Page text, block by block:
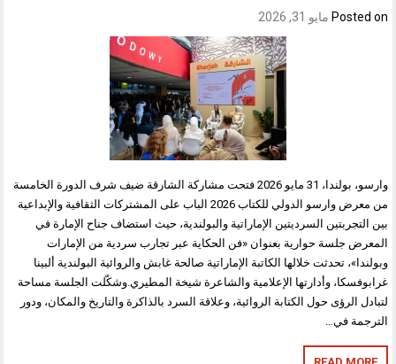
Posted on مايو 31, 2026
وارسو، بولندا، 31 مايو 2026 فتحت مشاركة الشارقة ضيف شرف الدورة الخامسة
من معرض وارسو الدولي للكتاب 2026 الباب على المشتركات الثقافية والإبداعية
بين التجربتين السرديتين الإماراتية والبولندية، حيث استضاف جناح الإمارة في
المعرض جلسة حوارية بعنوان «فن الحكاية عبر تجارب سردية من الإمارات
وبولندا»، تحدثت خلالها الكاتبة الإماراتية صالحة غابش والروائية البولندية ألبينا
غرابوفسكا، وأدارتها الإعلامية والشاعرة شيخة المطيري.وشكّلت الجلسة مساحة
لتبادل الرؤى حول الكتابة الروائية، وعلاقة السرد بالذاكرة والتاريخ والمكان، ودور
الترجمة في…
READ MORE